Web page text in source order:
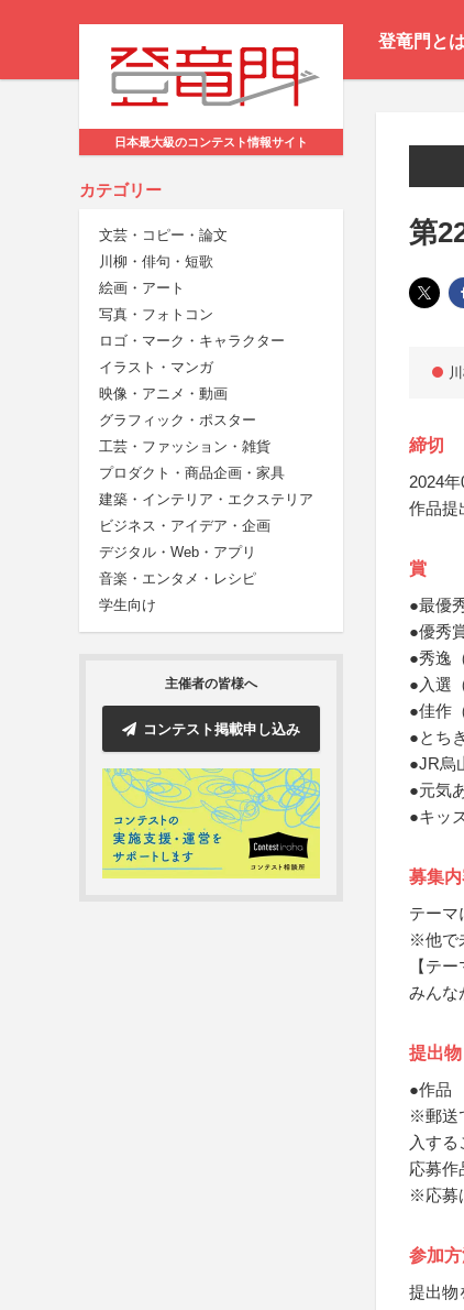
登竜門とは
日本最大級のコンテスト情報サイト
カテゴリー
文芸・コピー・論文
川柳・俳句・短歌
絵画・アート
写真・フォトコン
ロゴ・マーク・キャラクター
イラスト・マンガ
映像・アニメ・動画
グラフィック・ポスター
工芸・ファッション・雑貨
プロダクト・商品企画・家具
建築・インテリア・エクステリア
ビジネス・アイデア・企画
デジタル・Web・アプリ
音楽・エンタメ・レシピ
学生向け
主催者の皆様へ
コンテスト掲載申し込み
第
締切
2024
作品提
賞
●最優
●優秀
●秀逸
●入選
●佳作
●とち
●JR烏
●元気
●キッ
募集
テーマ
※他で
【テー
みんな
提出物
●作品
※郵送
入する
応募作
※応募
参加
提出物